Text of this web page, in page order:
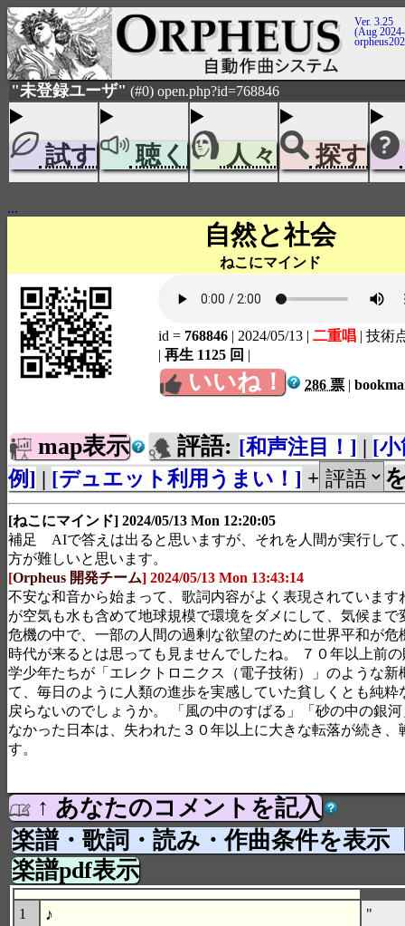
Ver. 3.25
(Aug
"未登録ユーザ" (#0) open.php?id=768846
試す 聴く 人々 探す
...
自然と社会
ねこにマインド
id = 768846 | 2024/05/13 | 二重唱 | 技術
| 再生 1125 回 |
いいね！ 286 票 |
map表示 評語: [和声注目！] | [小
例] | [デュエット利用うまい！] +
[ねこにマインド] 2024/05/13 Mon 12:20:05
補足 AIで答えは出ると思いますが、それを人間が実行して
方が難しいと思います。
[Orpheus 開発チーム] 2024/05/13 Mon 13:43:14
不安な和音から始まって、歌詞内容がよく表現されています
が空気も水も含めて地球規模で環境をダメにして、気候まで
危機の中で、一部の人間の過剰な欲望のために世界平和が危
時代が来るとは思っても見ませんでしたね。 ７０年以上前
学少年たちが「エレクトロニクス（電子技術）」のような新
て、毎日のように人類の進歩を実感していた貧しくとも純粋
戻らないのでしょうか。 「風の中のすばる」「砂の中の銀
なかった日本は、失われた３０年以上に大きな転落が続き、
す。
↑ あなたのコメントを記入
楽譜・歌詞・読み・作曲条件を表示
楽譜pdf表示
1 ♪
"